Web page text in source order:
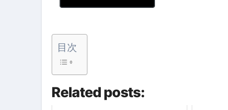
磁気ネックレスは「首に着ける
【最新】手袋の選び方 完全ガ
失敗しない「爪切り」完全ガイ
失敗しない「カニ」完全ガイド
目次
Related posts: